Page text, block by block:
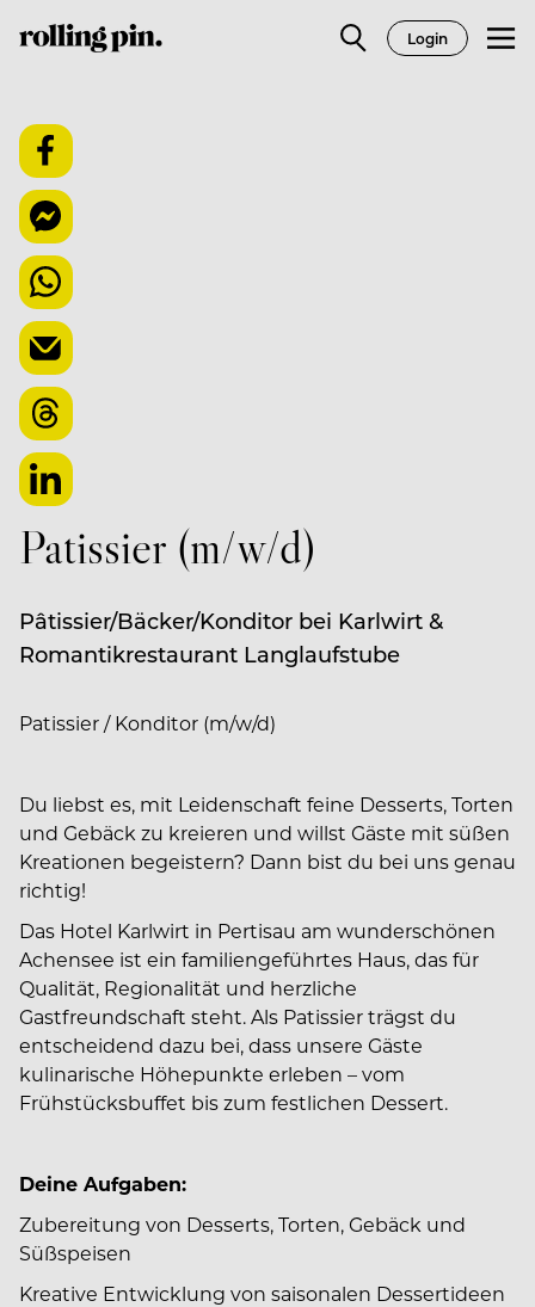
Login
Patissier (m/w/d)
Pâtissier/Bäcker/Konditor bei Karlwirt &
Romantikrestaurant Langlaufstube
Patissier / Konditor (m/w/d)
Du liebst es, mit Leidenschaft feine Desserts, Torten
und Gebäck zu kreieren und willst Gäste mit süßen
Kreationen begeistern? Dann bist du bei uns genau
richtig!
Das Hotel Karlwirt in Pertisau am wunderschönen
Achensee ist ein familiengeführtes Haus, das für
Qualität, Regionalität und herzliche
Gastfreundschaft steht. Als Patissier trägst du
entscheidend dazu bei, dass unsere Gäste
kulinarische Höhepunkte erleben – vom
Frühstücksbuffet bis zum festlichen Dessert.
Deine Aufgaben:
Zubereitung von Desserts, Torten, Gebäck und
Süßspeisen
Kreative Entwicklung von saisonalen Dessertideen